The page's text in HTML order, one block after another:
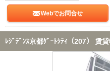
Webでお問合せ
ﾚｼﾞﾃﾞﾝｽ京都ｹﾞｰﾄｼﾃｨ（207） 賃